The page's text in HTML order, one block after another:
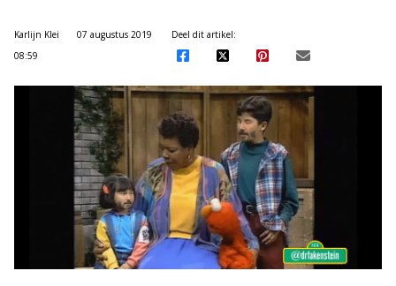
Karlijn Klei
07 augustus 2019
08:59
Deel dit artikel: